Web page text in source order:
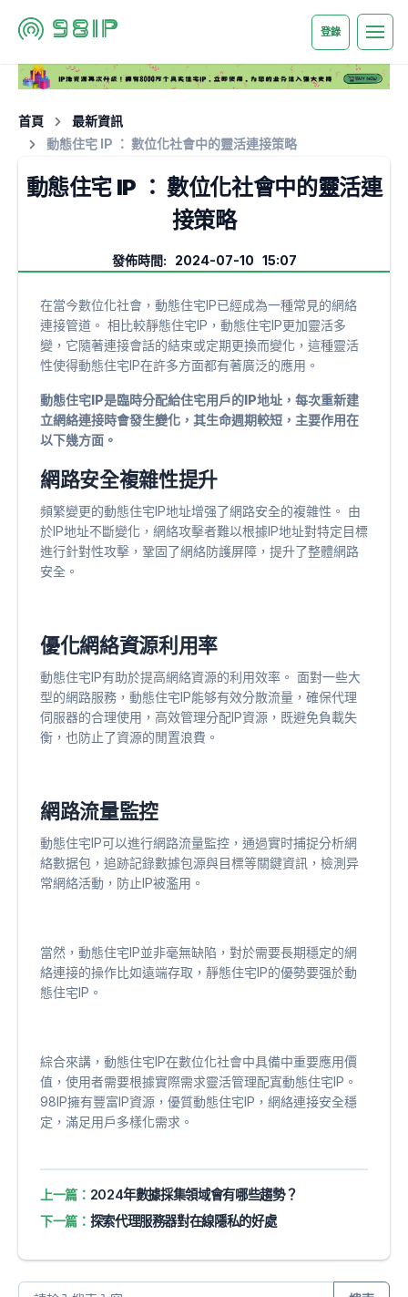
登錄
首頁
最新資訊
動態住宅 IP ： 數位化社會中的靈活連接策略
動態住宅 IP ： 數位化社會中的靈活連
接策略
發佈時間: 2024-07-10 15:07
在當今數位化社會，動態住宅IP已經成為一種常見的網絡
連接管道。 相比較靜態住宅IP，動態住宅IP更加靈活多
變，它隨著連接會話的結束或定期更換而變化，這種靈活
性使得動態住宅IP在許多方面都有著廣泛的應用。
動態住宅IP是臨時分配給住宅用戶的IP地址，每次重新建
立網絡連接時會發生變化，其生命週期較短，主要作用在
以下幾方面。
網路安全複雜性提升
頻繁變更的動態住宅IP地址增强了網路安全的複雜性。 由
於IP地址不斷變化，網絡攻擊者難以根據IP地址對特定目標
進行針對性攻擊，鞏固了網絡防護屏障，提升了整體網路
安全。
優化網絡資源利用率
動態住宅IP有助於提高網絡資源的利用效率。 面對一些大
型的網路服務，動態住宅IP能够有效分散流量，確保代理
伺服器的合理使用，高效管理分配IP資源，既避免負載失
衡，也防止了資源的閒置浪費。
網路流量監控
動態住宅IP可以進行網路流量監控，通過實时捕捉分析網
絡數据包，追跡記錄數據包源與目標等關鍵資訊，檢測异
常網絡活動，防止IP被濫用。
當然，動態住宅IP並非毫無缺陷，對於需要長期穩定的網
絡連接的操作比如遠端存取，靜態住宅IP的優勢要强於動
態住宅IP。
綜合來講，動態住宅IP在數位化社會中具備中重要應用價
值，使用者需要根據實際需求靈活管理配寘動態住宅IP。
98IP擁有豐富IP資源，優質動態住宅IP，網絡連接安全穩
定，滿足用戶多樣化需求。
上一篇： 2024年數據採集領域會有哪些趨勢？
下一篇： 探索代理服務器對在線隱私的好處